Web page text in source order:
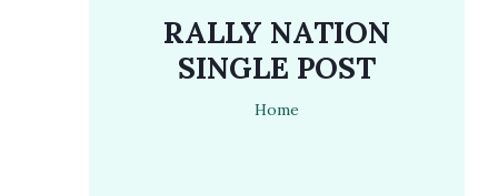
RALLY NATION
SINGLE POST
Home